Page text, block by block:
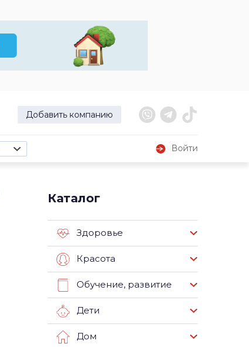
Добавить компанию
Войти
Каталог
Здоровье
Красота
Обучение, развитие
Дети
Дом